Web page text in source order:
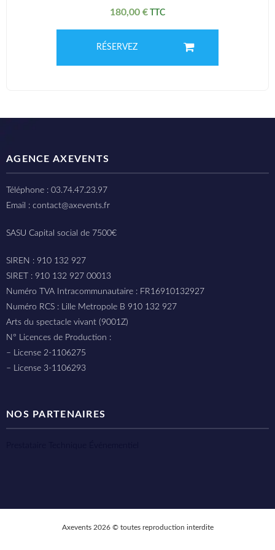
180,00 €
RÉSERVEZ
AGENCE AXEVENTS
Téléphone : 03.74.47.23.97
Email : contact@axevents.fr
SASU Capital social de 7500€
SIREN : 910 132 927
SIRET : 910 132 927 00013
Numéro TVA Intracommunautaire : FR16910132927
Numéro RCS : Lille Metropole B 910 132 927
Arts du spectacle vivant (9001Z)
N° Licences de Production :
– License 2-1106275
– License 3-1106293
NOS PARTENAIRES
Axevents 2026 © toutes reproduction interdite